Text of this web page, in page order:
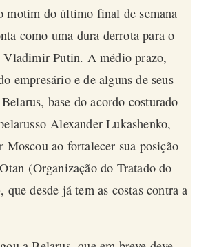
motim do último final de semana
como uma dura derrota para o
Vladimir Putin. A médio prazo,
empresário e de alguns de seus
base do acordo costurado
Alexander Lukashenko,
Moscou ao fortalecer sua posição
(Organização do Tratado do
desde já tem as costas contra a